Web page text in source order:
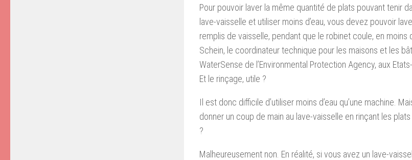
Pour pouvoir laver la même quantité de plats pouvant tenir
lave-vaisselle et utiliser moins d’eau, vous devez pouvoir
remplis de vaisselle, pendant que le robinet coule, en moins
Schein, le coordinateur technique pour les maisons et les
WaterSense de l’Environmental Protection Agency, aux Etats-
Et le rinçage, utile ?
Il est donc difficile d’utiliser moins d’eau qu’une machine.
donner un coup de main au lave-vaisselle en rinçant les
?
Malheureusement non. En réalité, si vous avez un lave-